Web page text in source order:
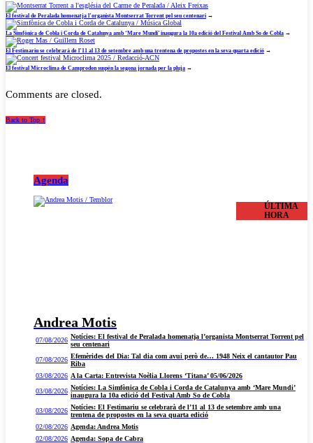
El festival de Peralada homenatja l’organista Montserrat Torrent pel seu centenari →
La Simfònica de Cobla i Corda de Catalunya amb ‘Mare Mundi’ inaugura la 10a edició del Festival Amb So de Cobla →
El Festimariu se celebrarà de l’11 al 13 de setembre amb una trentena de propostes en la seva quarta edició →
El festival Microclima de Camprodon suspèn la segona jornada per la pluja →
Comments are closed.
Back to Top ↑
Agenda
Andrea Motis
ÚLTIMA
HORA
07/08/2026 Notícies: El festival de Peralada homenatja l’organista Montserrat Torrent pel
seu centenari
07/08/2026 Efemèrides del Dia: Tal dia com avui però de… 1948 Neix el cantautor Pau
Riba
03/08/2026 A la Carta: Entrevista Noèlia Llorens ‘Titana’ 05/06/2026
03/08/2026 Notícies: La Simfònica de Cobla i Corda de Catalunya amb ‘Mare Mundi’
inaugura la 10a edició del Festival Amb So de Cobla
03/08/2026 Notícies: El Festimariu se celebrarà de l’11 al 13 de setembre amb una
trentena de propostes en la seva quarta edició
02/08/2026 Agenda: Andrea Motis
02/08/2026 Agenda: Sopa de Cabra